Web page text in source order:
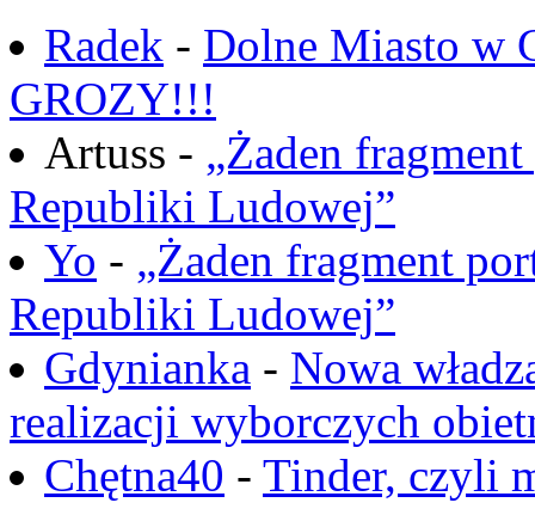
Radek - Dolne Miasto w
GROZY!!!
Artuss - „Żaden
Republiki Ludowej”
Yo - „Żaden fragment
Republiki Ludowej”
Gdynianka - Nowa
realizacji wyborczych
Chętna40 - Tinder, czyli